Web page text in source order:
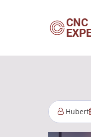
CNC
Hubert